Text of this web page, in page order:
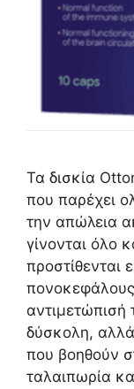
Τα δισκία
που παρέχει
την απώλεια
γίνονται όλο
προστίθενται
αντιμετώπισή
δύσκολη,
που βοηθούν
ταλαιπωρία